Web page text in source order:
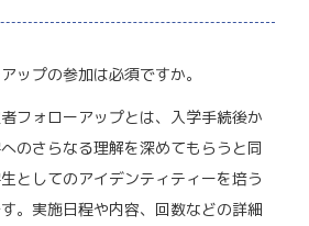
ップの参加は必須ですか。
フォローアップとは、入学手続後か
のさらなる理解を深めてもらうと同
としてのアイデンティティーを培う
。実施日程や内容、回数などの詳細